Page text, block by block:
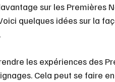
sur les Premières
quelques idées sur la
les expériences des
Cela peut se faire